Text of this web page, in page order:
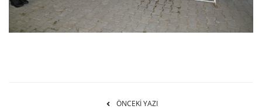
ÖNCEKI YAZI